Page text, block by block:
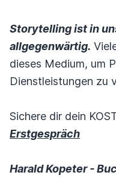
Storytelling ist in
allgegenwärtig.
dieses Medium, um
Dienstleistungen zu
Sichere dir dein
Erstgespräch
Harald Kopeter -